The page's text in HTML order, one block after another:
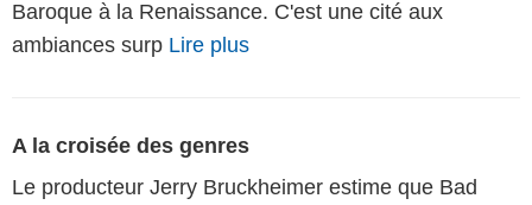
Baroque à la Renaissance. C'est une cité aux
ambiances surp Lire plus
A la croisée des genres
Le producteur Jerry Bruckheimer estime que Bad